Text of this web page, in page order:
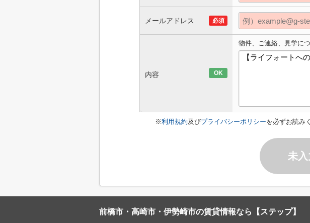
メールアドレス 必須
内容 OK
物件、ご連絡、見学に
※利用規約及びプライバシーポリシーを必ずお読み
未
前橋市・高崎市・伊勢崎市の賃貸情報なら【ステップ】